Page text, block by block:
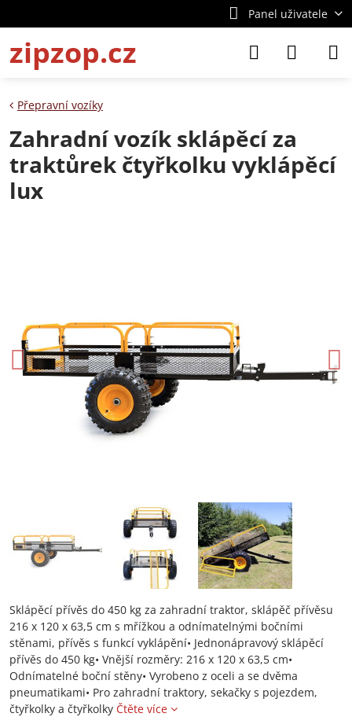
Panel uživatele
zipzop.cz
Přepravní vozíky
Zahradní vozík sklápěcí za
traktůrek čtyřkolku vyklápěcí
lux
Sklápěcí přívěs do 450 kg za zahradní traktor, sklápěč přívěsu
216 x 120 x 63,5 cm s mřížkou a odnímatelnými bočními
stěnami, přívěs s funkcí vyklápění• Jednonápravový sklápěcí
přívěs do 450 kg• Vnější rozměry: 216 x 120 x 63,5 cm•
Odnímatelné boční stěny• Vyrobeno z oceli a se dvěma
pneumatikami• Pro zahradní traktory, sekačky s pojezdem,
čtyřkolky a čtyřkolky Čtěte více